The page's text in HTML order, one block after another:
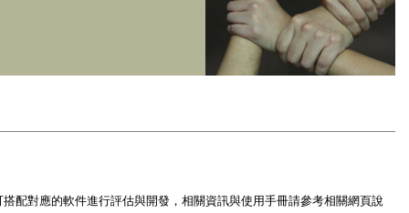
配對應的軟件進行評估與開發，相關資訊與使用手冊請參考相關網頁說